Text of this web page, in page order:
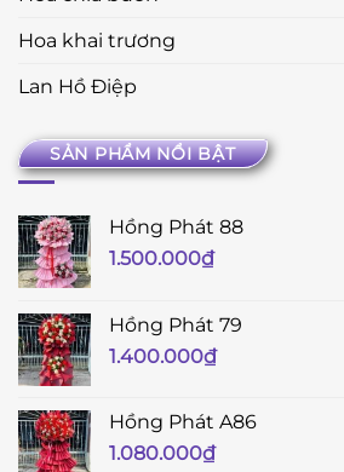
Hoa khai trương
Lan Hồ Điệp
SẢN PHẨM NỔI BẬT
Hồng Phát 88
1.500.000₫
Hồng Phát 79
1.400.000₫
Hồng Phát A86
1.080.000₫